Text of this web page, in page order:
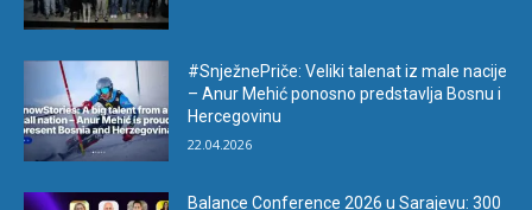
#SnježnePriče: Veliki talenat iz male nacije
– Anur Mehić ponosno predstavlja Bosnu i
Hercegovinu
22.04.2026
Balance Conference 2026 u Sarajevu: 300